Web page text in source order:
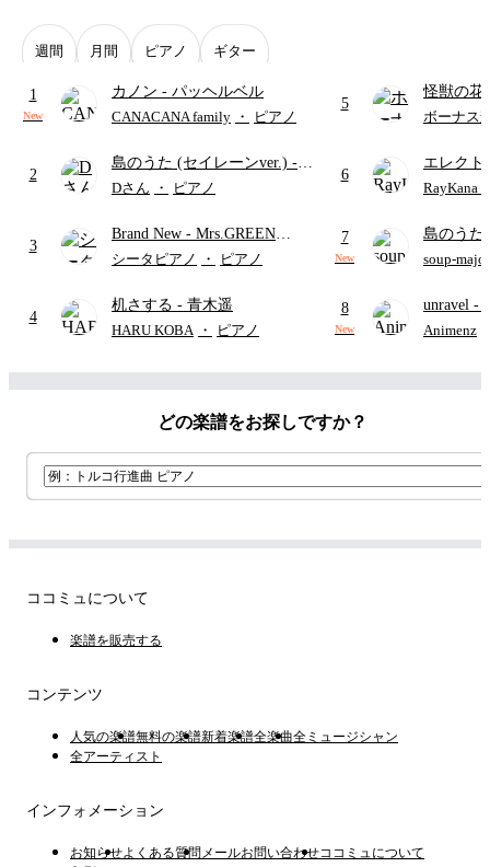
週間 月間 ピアノ ギター
1
New
カノン - パッヘルベル
CANACANA family ・ ピアノ
2
島のうた (セイレーンver.) -
セイレーン(CV.鈴木みのり)
ード・ペダル付き/『映画ちい
かわ 人魚の島のひみつ』よ
Dさん ・ ピアノ
3
Brand New - Mrs.GREEN
APPLE
シータピアノ ・ ピアノ
4
机さする - 青木遥
HARU KOBA
・ ピアノ
5
怪獣の
ードパー
ボーナス
6
エレク
ディズニ
RayKana
7
New
島のうた
映画ちい
soup-majo
8
New
unravel -
雨
Animenz
どの楽譜をお探しですか？
ココミュについて
楽譜を販売する
コンテンツ
人気の楽譜無料の楽譜新着楽譜全楽曲全ミュージシャン
全アーティスト
インフォメーション
お知らせよくある質問 メールお問い合わせココミュについて